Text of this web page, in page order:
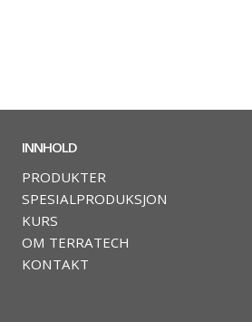
INNHOLD
PRODUKTER
SPESIALPRODUKSJON
KURS
OM TERRATECH
KONTAKT